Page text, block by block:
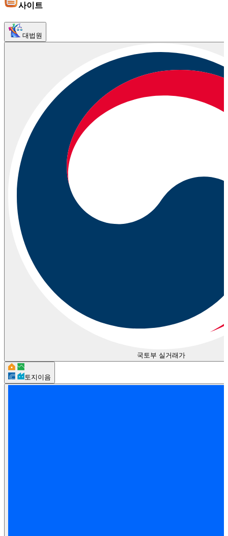
사이트
대법원
국토부 실거래가
토지이음